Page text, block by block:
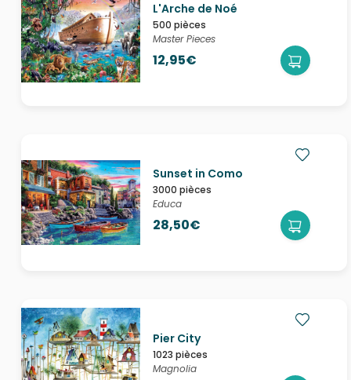
L'Arche de Noé
500 pièces
Master Pieces
12,95€
Sunset in Como
3000 pièces
Educa
28,50€
Pier City
1023 pièces
Magnolia